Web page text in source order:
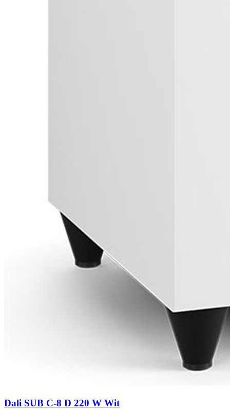
Dali SUB C-8 D 220 W Wit